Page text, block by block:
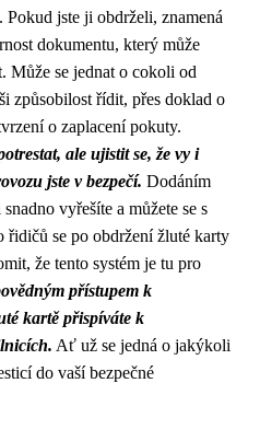
jste ji obdrželi, znamená
dokumentu, který může
Může se jednat o cokoli od
způsobilost řídit, přes doklad o
o zaplacení pokuty.
ale ujistit se, že vy i
jste v bezpečí. Dodáním
vyřešíte a můžete se s
se po obdržení žluté karty
že tento systém je tu pro
přístupem k
kartě přispíváte k
Ať už se jedná o jakýkoli
do vaší bezpečné